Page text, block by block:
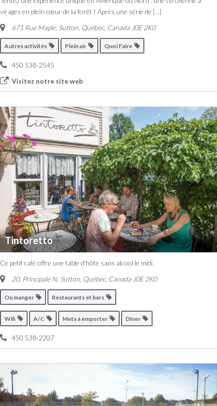
virages en plein cœur de la forêt ! Après une série de [...]
671 Rue Maple, Sutton Québec, Canada J0E 2K0
Autres activités Plein air Quoi Faire
450 538-2545
Visitez notre site web
Tintoretto
Ce petit café offre une table d’hôte sans alcool le midi.
20, Principale N, Sutton Québec, Canada J0E 2K0
Où manger Restaurants et bars
Wifi A/C Mets à emporter Dîner
450 538-2207